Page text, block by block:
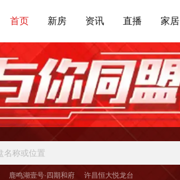
首页 新房 资讯 直播 家居
鹿鸣湖壹号·四期和府 许昌恒大悦龙台